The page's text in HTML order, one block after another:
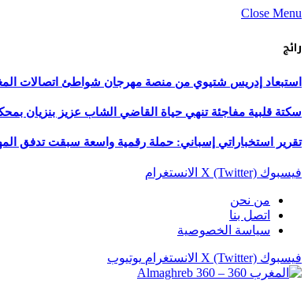
Close Menu
رائج
استبعاد إدريس شتيوي من منصة مهرجان شواطئ اتصالات
سكتة قلبية مفاجئة تنهي حياة القاضي الشاب عزيز بنزيان
تقرير استخباراتي إسباني: حملة رقمية واسعة سبقت تدفق
فيسبوك X (Twitter) الانستغرام
من نحن
اتصل بنا
سياسة الخصوصية
فيسبوك X (Twitter) الانستغرام يوتيوب